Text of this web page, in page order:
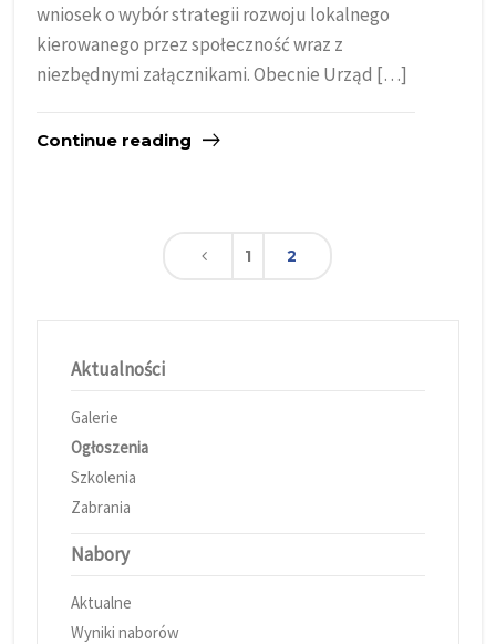
wniosek o wybór strategii rozwoju lokalnego
kierowanego przez społeczność wraz z
niezbędnymi załącznikami. Obecnie Urząd […]
Continue reading
1 2
Aktualności
Galerie
Ogłoszenia
Szkolenia
Zabrania
Nabory
Aktualne
Wyniki naborów